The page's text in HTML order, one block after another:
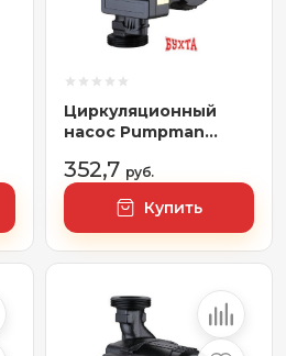
Циркуляционный
насос Pumpman
352,7 руб.
Купить